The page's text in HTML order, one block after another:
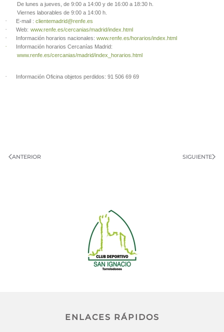
De lunes a jueves, de 9:00 a 14:00 y de 16:00 a 18:30 h.
Viernes laborables de 9:00 a 14:00 h.
· E-mail :clientemadrid@renfe.es
· Web: www.renfe.es/cercanias/madrid/index.html
· Información horarios nacionales:www.renfe.es/horarios/index.html
·
Información horarios Cercanías Madrid:
www.renfe.es/cercanias/madrid/index_horarios.html
· Información Oficina objetos perdidos: 91 506 69 69
ANTERIOR SIGUIENTE
ENLACES RÁPIDOS